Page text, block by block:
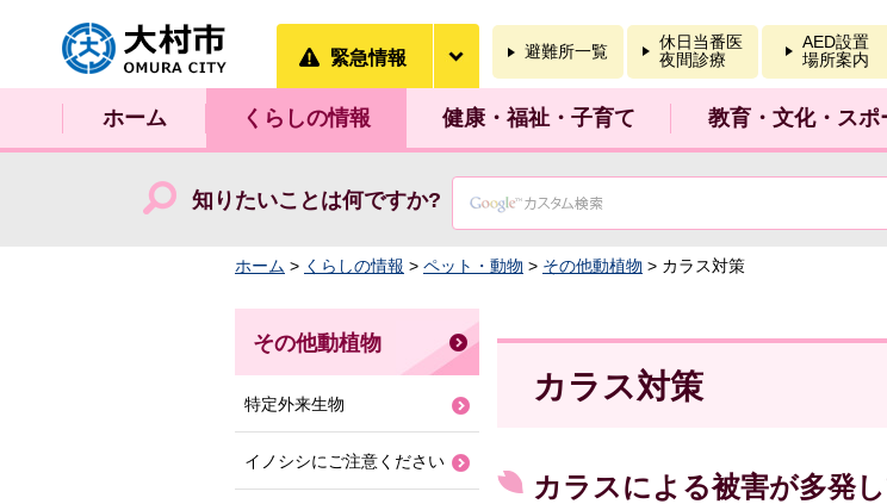
大村市
緊急情報 避難所一覧
休日当番医
夜間診療
AED設置
場所案内
ホーム くらしの情報 健康・福祉・子育て 教育・文化・スポ
知りたいことは何ですか?
ホーム > くらしの情報 > ペット・動物 > その他動植物 > カラス対策
カラス対策
カラスによる被害が多発
その他動植物
特定外来生物
イノシシにご注意ください